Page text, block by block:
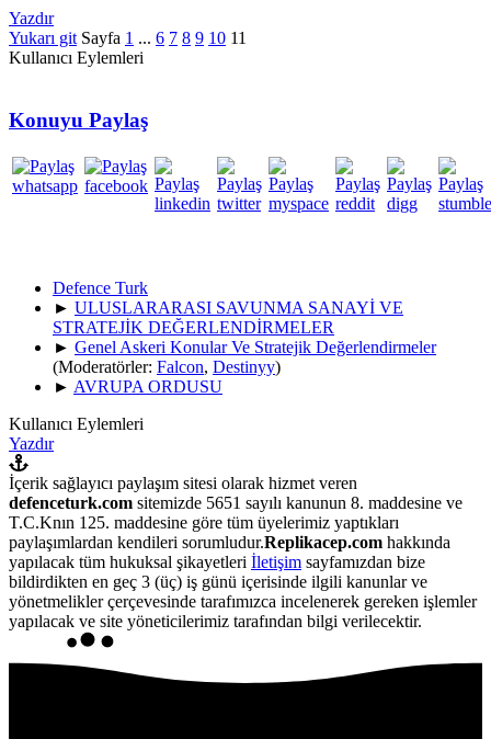
Yazdır
Yukarı git Sayfa 1 ... 6 7 8 9 10 11
Kullanıcı Eylemleri
Konuyu Paylaş
Defence Turk
► ULUSLARARASI SAVUNMA SANAYİ VE
STRATEJİK DEĞERLENDİRMELER
► Genel Askeri Konular Ve Stratejik Değerlendirmeler
(Moderatörler: Falcon, Destinyy)
► AVRUPA ORDUSU
Kullanıcı Eylemleri
Yazdır
İçerik sağlayıcı paylaşım sitesi olarak hizmet veren
defenceturk.com sitemizde 5651 sayılı kanunun 8. maddesine ve
T.C.Knın 125. maddesine göre tüm üyelerimiz yaptıkları
paylaşımlardan kendileri sorumludur.Replikacep.com hakkında
yapılacak tüm hukuksal şikayetleri İletişim sayfamızdan bize
bildirdikten en geç 3 (üç) iş günü içerisinde ilgili kanunlar ve
yönetmelikler çerçevesinde tarafımızca incelenerek gereken işlemler
yapılacak ve site yöneticilerimiz tarafından bilgi verilecektir.